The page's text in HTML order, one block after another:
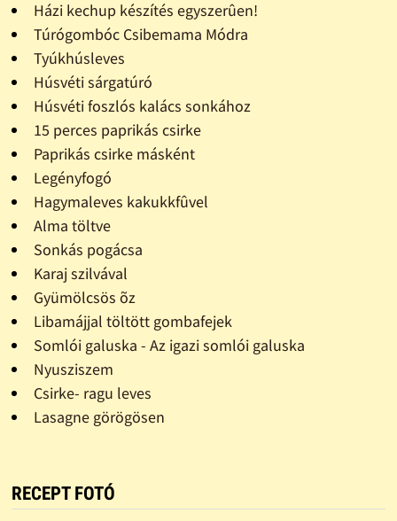
Házi kechup készítés egyszerûen!
Túrógombóc Csibemama Módra
Tyúkhúsleves
Húsvéti sárgatúró
Húsvéti foszlós kalács sonkához
15 perces paprikás csirke
Paprikás csirke másként
Legényfogó
Hagymaleves kakukkfûvel
Alma töltve
Sonkás pogácsa
Karaj szilvával
Gyümölcsös õz
Libamájjal töltött gombafejek
Somlói galuska - Az igazi somlói galuska
Nyusziszem
Csirke- ragu leves
Lasagne görögösen
RECEPT FOTÓ